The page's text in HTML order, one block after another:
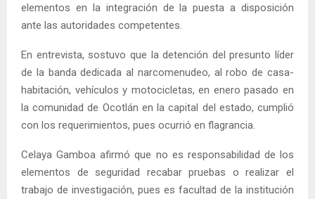
elementos en la integración de la puesta a disposición
ante las autoridades competentes.
En entrevista, sostuvo que la detención del presunto líder
de la banda dedicada al narcomenudeo, al robo de casa-
habitación, vehículos y motocicletas, en enero pasado en
la comunidad de Ocotlán en la capital del estado, cumplió
con los requerimientos, pues ocurrió en flagrancia.
Celaya Gamboa afirmó que no es responsabilidad de los
elementos de seguridad recabar pruebas o realizar el
trabajo de investigación, pues es facultad de la institución